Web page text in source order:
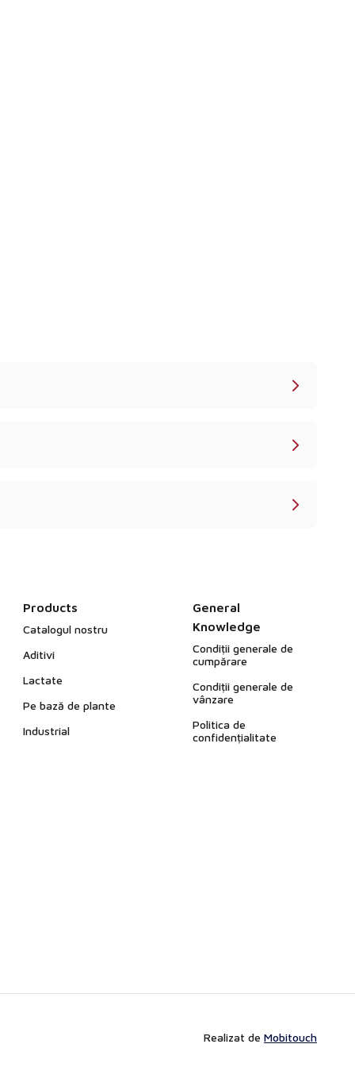
Products
Catalogul nostru
Aditivi
Lactate
Pe bază de plante
Industrial
General
Knowledge
Condiții generale de
cumpărare
Condiții generale de
vânzare
Politica de
confidențialitate
Realizat de Mobitouch